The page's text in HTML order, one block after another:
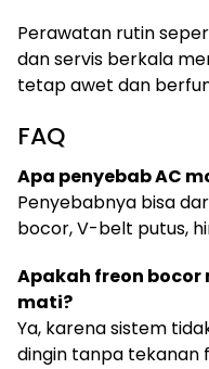
Perawatan rutin
dan servis berkala
tetap awet dan
FAQ
Apa penyebab AC
Penyebabnya bisa
bocor, V-belt putus,
Apakah freon bocor
mati?
Ya, karena sistem
dingin tanpa tekanan